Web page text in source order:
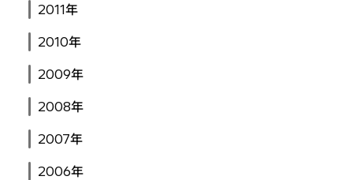
2011年
2010年
2009年
2008年
2007年
2006年